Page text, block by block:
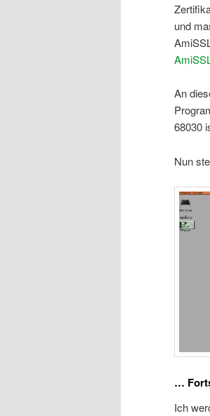
und
An
68030
Nun
…
Ich